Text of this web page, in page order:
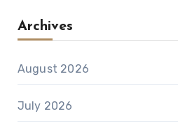
Archives
August 2026
July 2026